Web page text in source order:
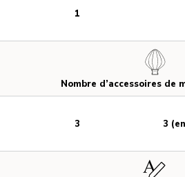
Nombre d’accessoires de
1
3 3